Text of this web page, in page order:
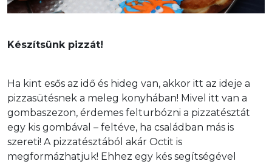
Készítsünk pizzát!
Ha kint esős az idő és hideg van, akkor itt az ideje a
pizzasütésnek a meleg konyhában! Mivel itt van a
gombaszezon, érdemes felturbózni a pizzatésztát
egy kis gombával – feltéve, ha családban más is
szereti! A pizzatésztából akár Octit is
megformázhatjuk! Ehhez egy kés segítségével